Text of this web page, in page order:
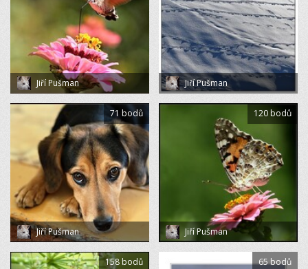
Jiří Pušman Jiří Pušman
Jiří Pušman
71 bodů
Jiří Pušman
120 bodů
158 bodů 65 bodů